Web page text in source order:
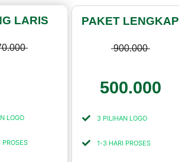
LARIS
LOGO
PAKET LENGKAP
900.000
500.000
3 PILIHAN LOGO
1-3 HARI PROSES